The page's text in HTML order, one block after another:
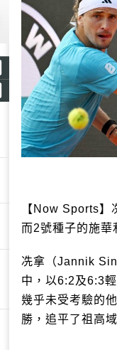
【Now Sports】
而2號種子的施華
冼拿（Jannik
中，以6:2及6:3
幾乎未受考驗的
勝，追平了祖高